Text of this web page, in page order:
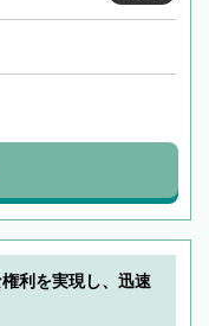
利を実現し、迅速